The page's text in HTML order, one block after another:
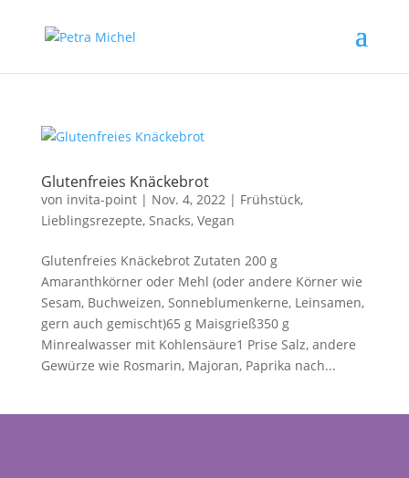
Glutenfreies Knäckebrot
von invita-point| Nov. 4, 2022| Frühstück,
Lieblingsrezepte, Snacks, Vegan
Glutenfreies Knäckebrot Zutaten 200 g
Amaranthkörner oder Mehl (oder andere Körner wie
Sesam, Buchweizen, Sonneblumenkerne, Leinsamen,
gern auch gemischt)65 g Maisgrieß350 g
Minrealwasser mit Kohlensäure1 Prise Salz, andere
Gewürze wie Rosmarin, Majoran, Paprika nach...